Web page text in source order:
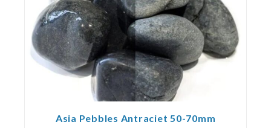
Asia Pebbles Antraciet 50-70mm